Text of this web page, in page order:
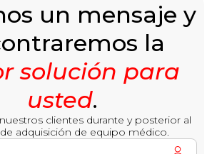
un mensaje y
la
solución para
usted.
clientes durante y posterior al
adquisición de equipo médico.